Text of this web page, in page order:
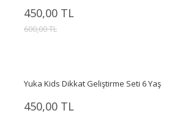
450,00 TL
600,00 TL
Yuka Kids Dikkat Geliştirme Seti 6 Yaş
450,00 TL